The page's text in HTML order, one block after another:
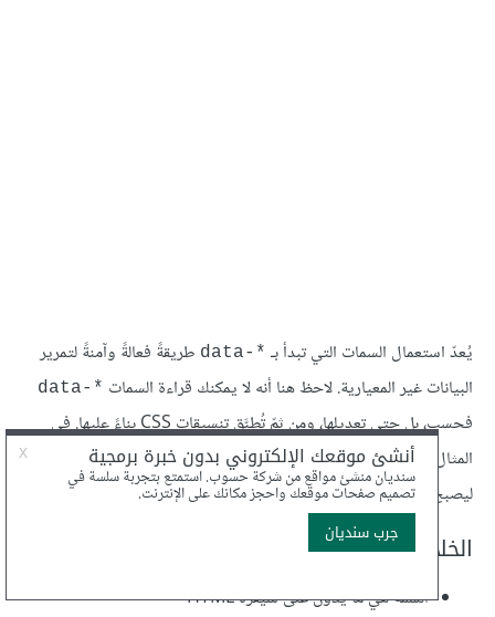
يُعدّ استعمال السمات التي تبدأ بـ *-data
طريقةً فعالةً وآمنةً لتمرير
البيانات غير المعيارية. لاحظ هنا أنه لا يمكنك قراءة السمات *-data
فحسب، بل حتى تعديلها، ومن ثمّ تُطبَّق تنسيقات CSS بناءً عليها. في
المثال أعلاه، غيّرت تعليمة السطر الأخير (الموسوم بالرمز(*)
ليصبح أزرقًا.
الخلاصة
السمة هي ما يدوّن على شيفرة HTML